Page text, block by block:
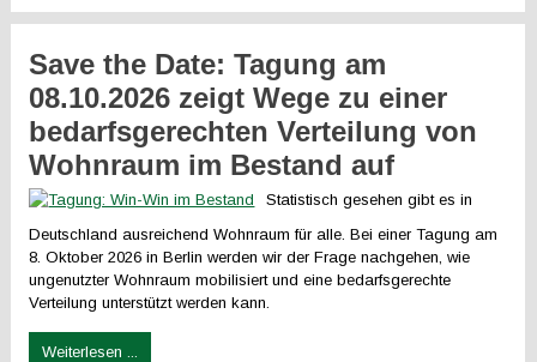
Save the Date: Tagung am
08.10.2026 zeigt Wege zu einer
bedarfsgerechten Verteilung von
Wohnraum im Bestand auf
Statistisch gesehen gibt es in
Deutschland ausreichend Wohnraum für alle. Bei einer Tagung am
8. Oktober 2026 in Berlin werden wir der Frage nachgehen, wie
ungenutzter Wohnraum mobilisiert und eine bedarfsgerechte
Verteilung unterstützt werden kann.
Weiterlesen ...